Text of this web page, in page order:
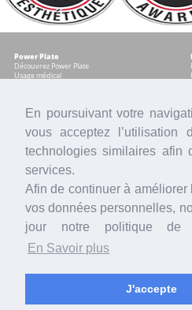
En poursuivant votre
vous acceptez l’utilisation
technologies similaires afin
services.
Afin de continuer à améliorer
vos données personnelles,
jour notre politique de
En Savoir plus
J'accepte
Power Plate
Découvrez Power Plate
Usage médical
Modèles pour les particuliers
Power Plate my5
Power Plate Compacte
Comparatif modèles
Actualités
Presse
Blogs